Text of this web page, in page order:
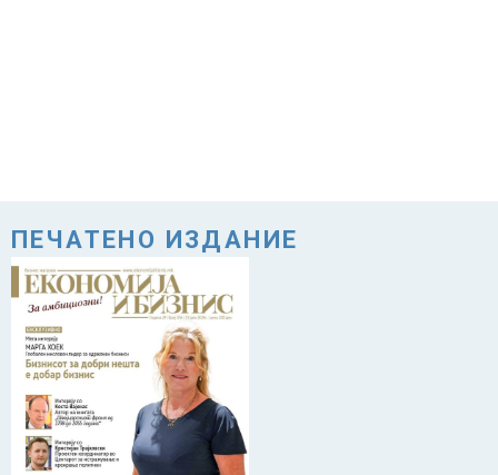
ПЕЧАТЕНО ИЗДАНИЕ